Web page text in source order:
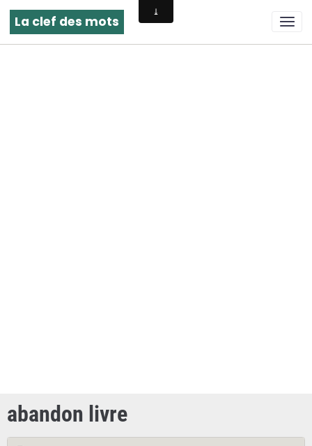
La clef des mots
abandon livre